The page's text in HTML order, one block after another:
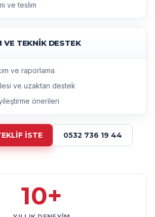
ve teslim
VE TEKNIK DESTEK
ve raporlama
ve uzaktan destek
önerileri
İSTE 0532 736 19 44
10+